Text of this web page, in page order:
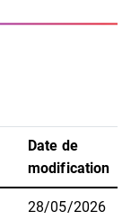
Date de
modification
28/05/2026